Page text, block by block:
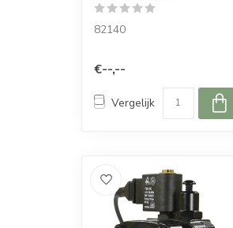
82140
€--,--
Vergelijk